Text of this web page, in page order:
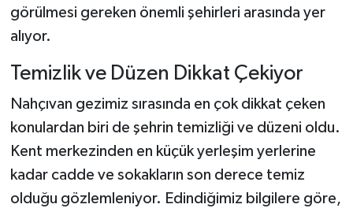
görülmesi gereken önemli şehirleri arasında yer
alıyor.
Temizlik ve Düzen Dikkat Çekiyor
Nahçıvan gezimiz sırasında en çok dikkat çeken
konulardan biri de şehrin temizliği ve düzeni oldu.
Kent merkezinden en küçük yerleşim yerlerine
kadar cadde ve sokakların son derece temiz
olduğu gözlemleniyor. Edindiğimiz bilgilere göre,